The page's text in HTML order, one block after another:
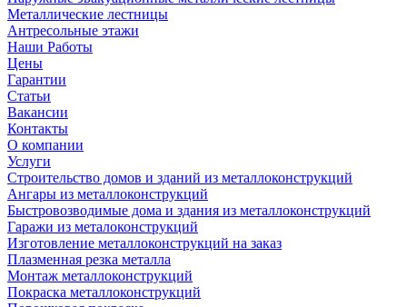
Металлические лестницы
Антресольные этажи
Наши Работы
Цены
Гарантии
Статьи
Вакансии
Контакты
О компании
Услуги
Строительство домов и зданий из металлоконструкций
Ангары из металлоконструкций
Быстровозводимые дома и здания из металлоконструкций
Гаражи из металоконструкций
Изготовление металлоконструкций на заказ
Плазменная резка металла
Монтаж металлоконструкций
Покраска металлоконструкций